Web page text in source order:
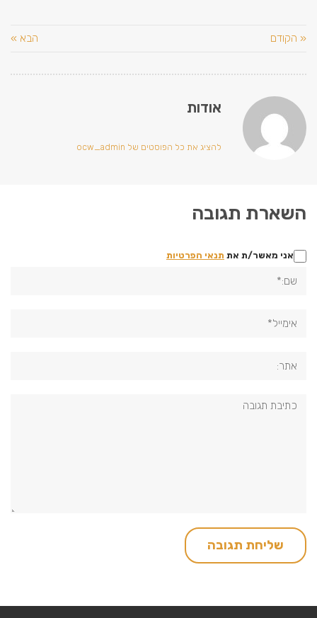
« הקודם הבא »
אודות
להציג את כל הפוסטים של ocw_admin
השארת תגובה
אני מאשר/ת את תנאי הפרטיות